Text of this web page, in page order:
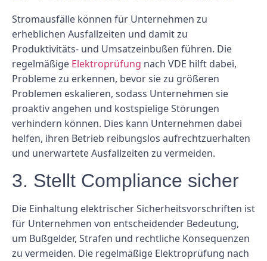
Stromausfälle können für Unternehmen zu
erheblichen Ausfallzeiten und damit zu
Produktivitäts- und Umsatzeinbußen führen. Die
regelmäßige Elektroprüfung nach VDE hilft dabei,
Probleme zu erkennen, bevor sie zu größeren
Problemen eskalieren, sodass Unternehmen sie
proaktiv angehen und kostspielige Störungen
verhindern können. Dies kann Unternehmen dabei
helfen, ihren Betrieb reibungslos aufrechtzuerhalten
und unerwartete Ausfallzeiten zu vermeiden.
3. Stellt Compliance sicher
Die Einhaltung elektrischer Sicherheitsvorschriften ist
für Unternehmen von entscheidender Bedeutung,
um Bußgelder, Strafen und rechtliche Konsequenzen
zu vermeiden. Die regelmäßige Elektroprüfung nach